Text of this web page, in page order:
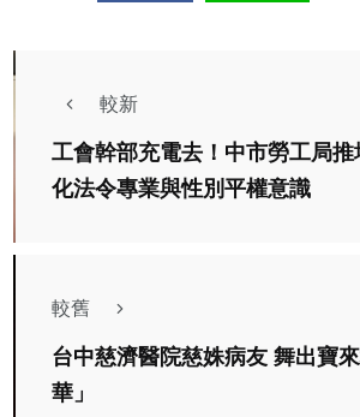
較新
工會幹部充電去！中市勞工局
化法令專業與性別平權意識
較舊
台中慈濟醫院慈姝病友 舞出寶
華」